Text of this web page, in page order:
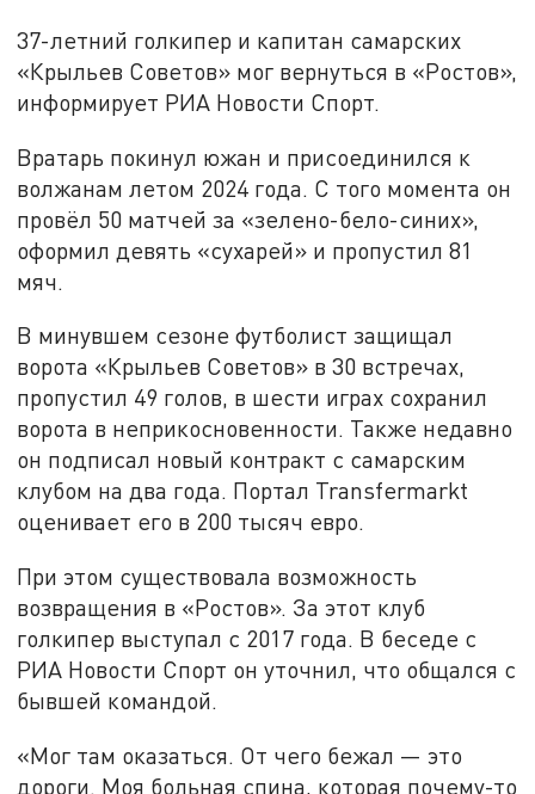
37-летний голкипер и капитан самарских
«Крыльев Советов» мог вернуться в «Ростов»,
информирует РИА Новости Спорт.
Вратарь покинул южан и присоединился к
волжанам летом 2024 года. С того момента он
провёл 50 матчей за «зелено-бело-синих»,
оформил девять «сухарей» и пропустил 81
мяч.
В минувшем сезоне футболист защищал
ворота «Крыльев Советов» в 30 встречах,
пропустил 49 голов, в шести играх сохранил
ворота в неприкосновенности. Также недавно
он подписал новый контракт с самарским
клубом на два года. Портал Transfermarkt
оценивает его в 200 тысяч евро.
При этом существовала возможность
возвращения в «Ростов». За этот клуб
голкипер выступал с 2017 года. В беседе с
РИА Новости Спорт он уточнил, что общался с
бывшей командой.
«Мог там оказаться. От чего бежал — это
дороги. Моя больная спина, которая почему-то